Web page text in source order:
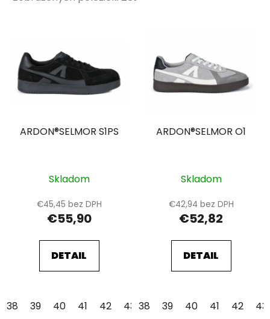
ARDON®SELMOR S1PS
Skladom
€45,45 bez DPH
€55,90
DETAIL
38 39 40 41 42 43 44 47 48
ARDON®SELMOR O1
Skladom
€42,94 bez DPH
€52,82
DETAIL
38 39 40 41 42 43